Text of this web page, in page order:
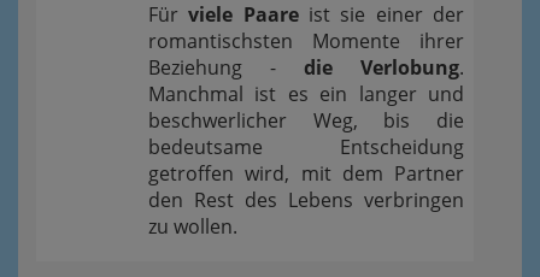
Fürviele Paareist sie einer der
romantischsten Momente ihrer
Beziehung - die Verlobung.
Manchmal ist es ein langer und
beschwerlicher Weg, bis die
bedeutsame Entscheidung
getroffen wird, mit dem Partner
den Rest des Lebens verbringen
zu wollen.